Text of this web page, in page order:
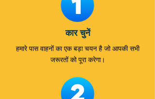
कार चुनें
हमारे पास वाहनों का एक बड़ा चयन है जो आपकी सभी
जरूरतों को पूरा करेगा।